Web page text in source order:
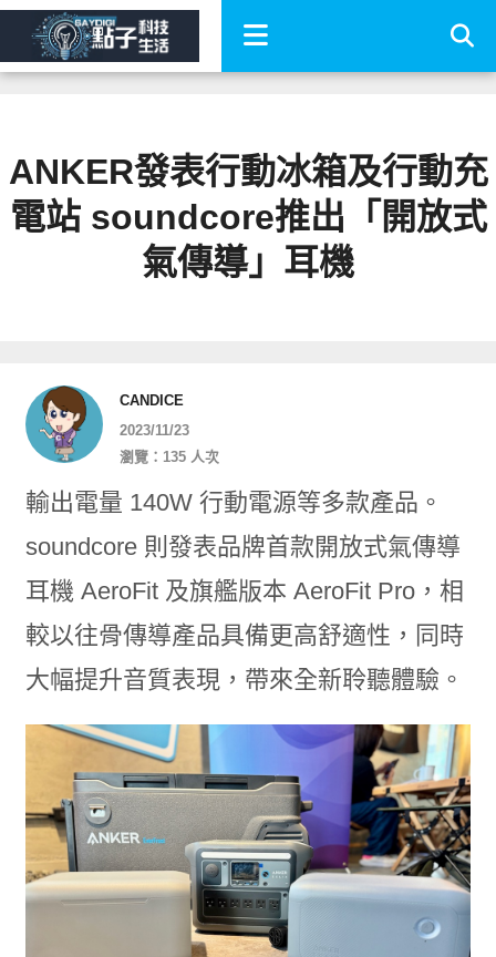
ANKER發表行動冰箱及行動充
電站 soundcore推出「開放式
氣傳導」耳機
CANDICE
2023/11/23
瀏覽：135 人次
輸出電量 140W 行動電源等多款產品。
soundcore 則發表品牌首款開放式氣傳導
耳機 AeroFit 及旗艦版本 AeroFit Pro，相
較以往骨傳導產品具備更高舒適性，同時
大幅提升音質表現，帶來全新聆聽體驗。